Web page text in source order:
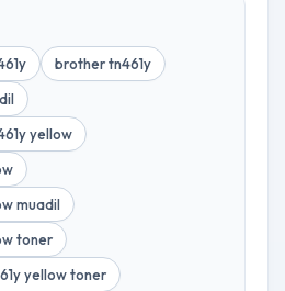
brother tn461y
yellow
muadil
toner
yellow toner